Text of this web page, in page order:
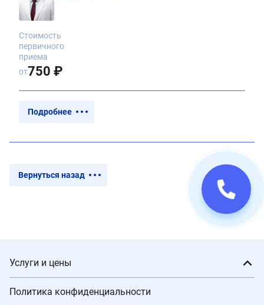
Стоимость
первичного
приема
от750 ₽
Подробнее
Вернуться назад
Услуги и цены
Политика конфиденциальности